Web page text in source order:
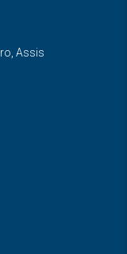
Assis